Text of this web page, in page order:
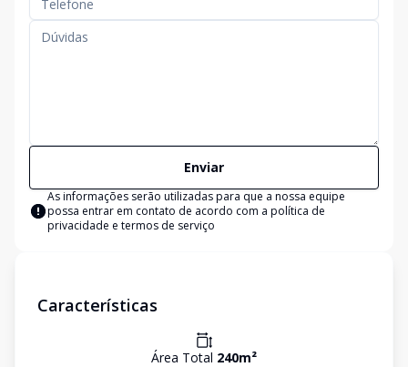
Enviar
As informações serão utilizadas para que a nossa equipe
possa entrar em contato de acordo com a política de
privacidade e termos de serviço
Características
Área Total 240m²